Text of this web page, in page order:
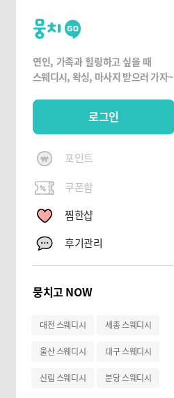
뭉
치
고
연인, 가족과 힐링하고 싶을 때
스웨디시, 왁싱, 마사지 받으러 가자~
로그인
포인트
쿠폰함
찜한샵
후기관리
뭉치고 NOW
대전 스웨디시 세종 스웨디시
울산 스웨디시 대구 스웨디시
신림 스웨디시 분당 스웨디시